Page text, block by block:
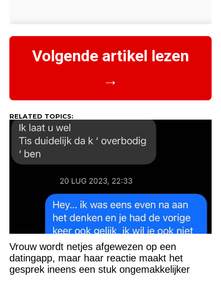
Volgende artikel lezen
→
RELATED TOPICS:
Vrouw wordt netjes afgewezen op een
datingapp, maar haar reactie maakt het
gesprek ineens een stuk ongemakkelijker